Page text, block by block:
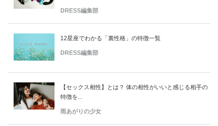
DRESS編集部
12星座でわかる「裏性格」の特徴一覧
DRESS編集部
【セックス相性】とは？ 体の相性がいいと感じる相手の
特徴を...
雨あがりの少女